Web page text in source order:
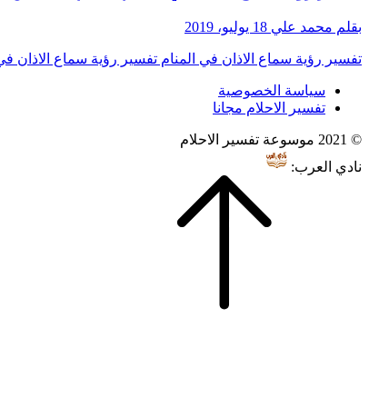
بقلم محمد علي 18 يوليو، 2019
تفسير رؤية سماع الاذان في المنام تفسير رؤية سماع الاذان
سياسة الخصوصية
تفسير الاحلام مجانا
© 2021 موسوعة تفسير الاحلام
نادي العرب: